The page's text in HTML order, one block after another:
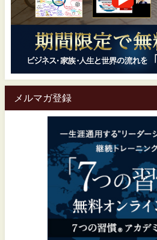
メルマガ登録